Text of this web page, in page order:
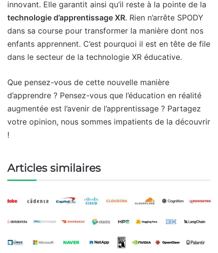
innovant. Elle garantit ainsi qu’il reste à la pointe de la
technologie d’apprentissage XR. Rien n’arrête SPODY
dans sa course pour transformer la manière dont nos
enfants apprennent. C’est pourquoi il est en tête de file
dans le secteur de la technologie XR éducative.
Que pensez-vous de cette nouvelle manière
d’apprendre ? Pensez-vous que l’éducation en réalité
augmentée est l’avenir de l’apprentissage ? Partagez
votre opinion, nous sommes impatients de la découvrir
!
Articles similaires